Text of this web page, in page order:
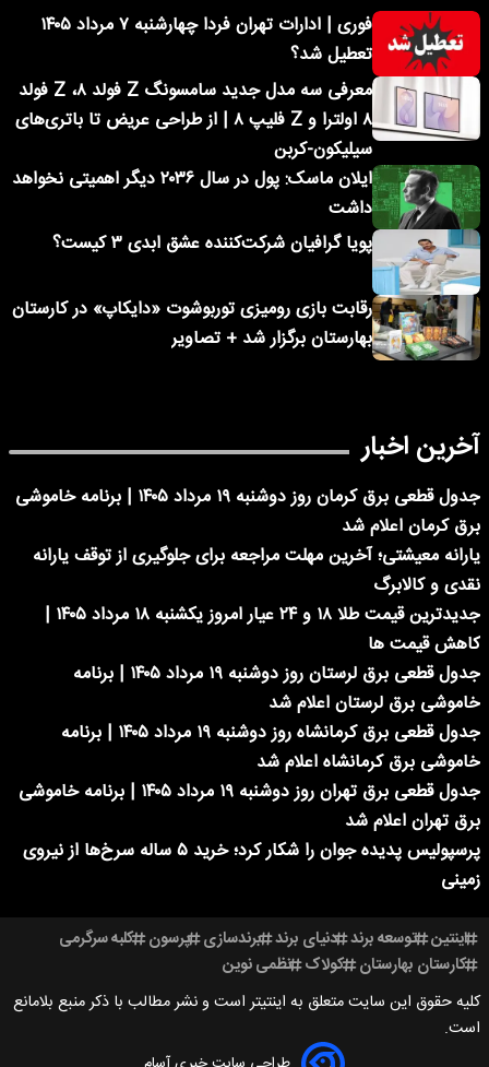
فوری | ادارات تهران فردا چهارشنبه ۷ مرداد ۱۴۰۵
تعطیل شد؟
معرفی سه مدل جدید سامسونگ Z فولد ۸، Z فولد
۸ اولترا و Z فلیپ ۸ | از طراحی عریض تا باتری‌های
سیلیکون-کربن
ایلان ماسک: پول در سال ۲۰۳۶ دیگر اهمیتی نخواهد
داشت
پویا گرافیان شرکت‌کننده عشق ابدی ۳ کیست؟
رقابت بازی رومیزی توربوشوت «دایکاپ» در کارستان
بهارستان برگزار شد + تصاویر
آخرین اخبار
جدول قطعی برق کرمان روز دوشنبه ۱۹ مرداد ۱۴۰۵ | برنامه خاموشی
برق کرمان اعلام شد
یارانه معیشتی؛ آخرین مهلت مراجعه برای جلوگیری از توقف یارانه
نقدی و کالابرگ
جدیدترین قیمت طلا ۱۸ و ۲۴ عیار امروز یکشنبه ۱۸ مرداد ۱۴۰۵ |
کاهش قیمت ها
جدول قطعی برق لرستان روز دوشنبه ۱۹ مرداد ۱۴۰۵ | برنامه
خاموشی برق لرستان اعلام شد
جدول قطعی برق کرمانشاه روز دوشنبه ۱۹ مرداد ۱۴۰۵ | برنامه
خاموشی برق کرمانشاه اعلام شد
جدول قطعی برق تهران روز دوشنبه ۱۹ مرداد ۱۴۰۵ | برنامه خاموشی
برق تهران اعلام شد
پرسپولیس پدیده جوان را شکار کرد؛ خرید ۵ ساله سرخ‌ها از نیروی
زمینی
اینتین توسعه برند دنیای برند برندسازی پرسون کلبه سرگرمی
کارستان بهارستان کولاک نظمی نوین
کلیه حقوق این سایت متعلق به اینتیتر است و نشر مطالب با ذکر منبع بلامانع
است.